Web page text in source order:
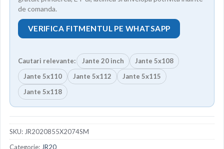
de comanda.
VERIFICA FITMENTUL PE WHATSAPP
Cautari relevante: Jante 20 inch
Jante 5x108
Jante 5x110
Jante 5x112
Jante 5x115
Jante 5x118
SKU: JR2020855X2074SM
Categorie: JR20